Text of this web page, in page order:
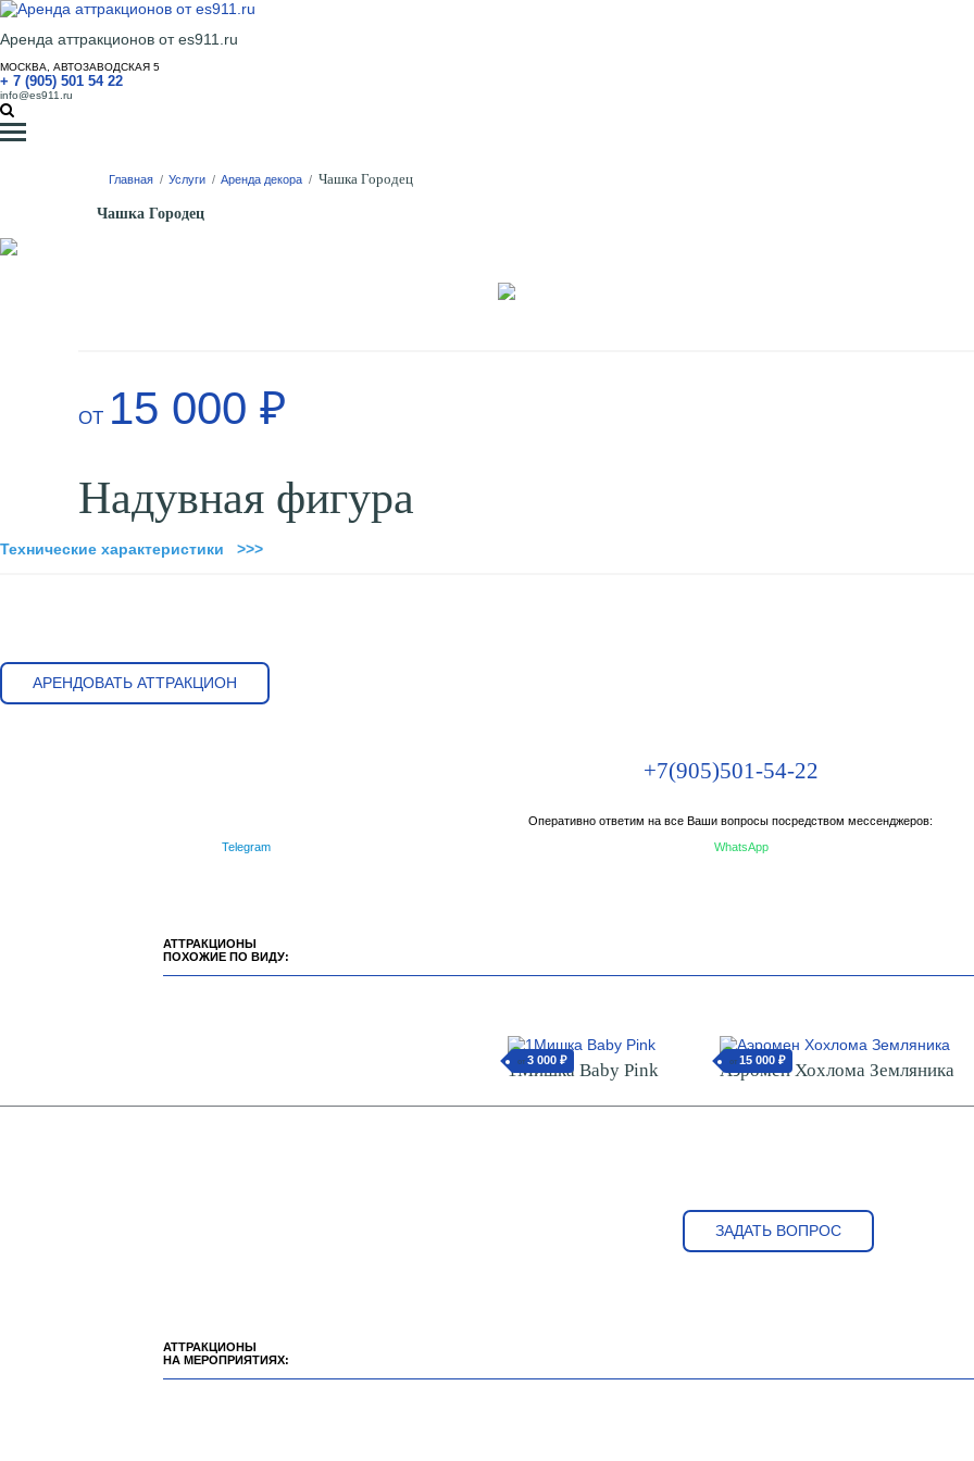
Аренда аттракционов от es911.ru
МОСКВА, АВТОЗАВОДСКАЯ 5
+ 7 (905) 501 54 22
info@es911.ru
Главная / Услуги / Аренда декора / Чашка Городец
Чашка Городец
ОТ 15 000 ₽
Надувная фигура
Технические характеристики >>>
АРЕНДОВАТЬ АТТРАКЦИОН
+7(905)501-54-22
Оперативно ответим на все Ваши вопросы посредством мессенджеров:
Telegram
WhatsApp
АТТРАКЦИОНЫ
ПОХОЖИЕ ПО ВИДУ:
от3 000 ₽
1Мишка Baby Pink от 15 000 ₽
Аэромен Хохлома Земляника
ЗАДАТЬ ВОПРОС
АТТРАКЦИОНЫ
НА МЕРОПРИЯТИЯХ: